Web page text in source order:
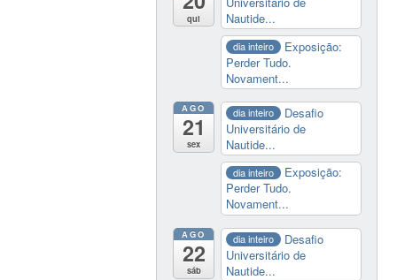
qui
Nautide...
dia inteiro
Exposição:
Perder Tudo.
Novament...
AGO
21
sex
dia inteiro
Desafio
Universitário de
Nautide...
dia inteiro
Exposição:
Perder Tudo.
Novament...
AGO
22
sáb
dia inteiro
Desafio
Universitário de
Nautide...